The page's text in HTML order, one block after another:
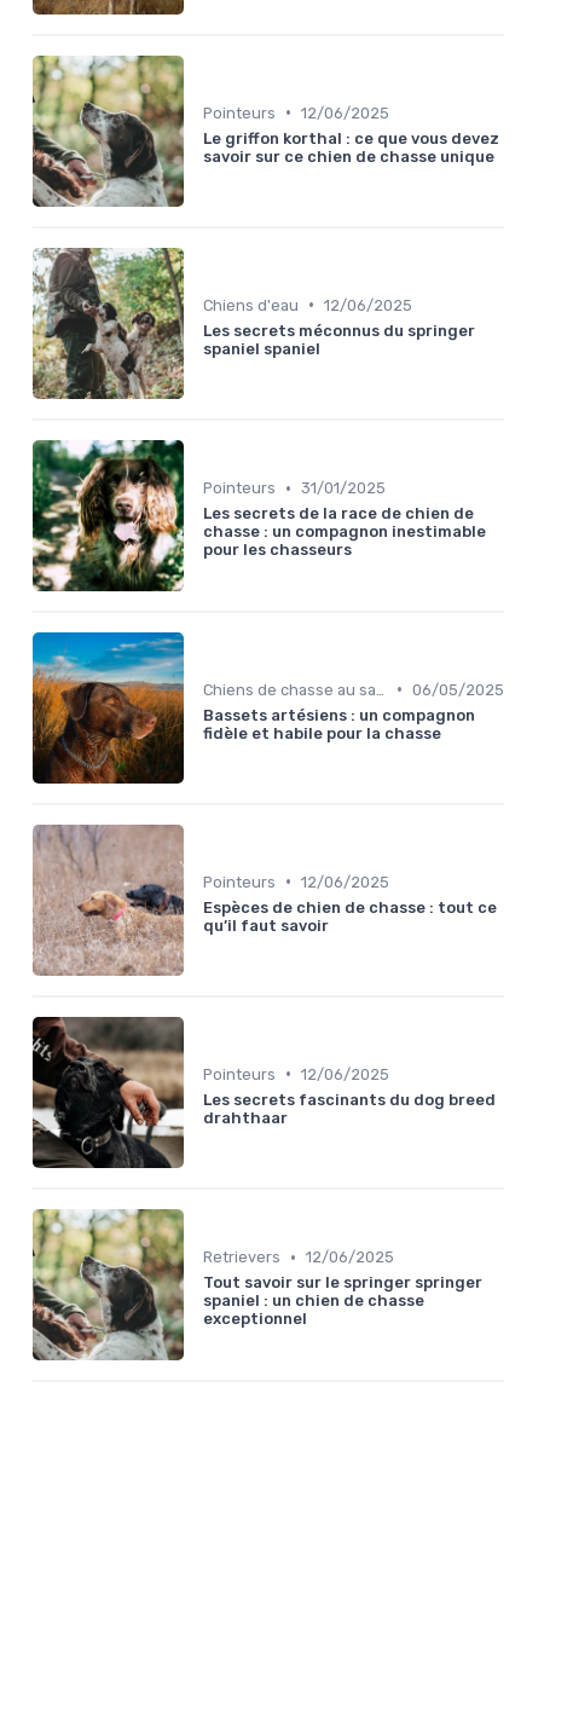
Pointeurs • 12/06/2025
Le griffon korthal : ce que vous devez
savoir sur ce chien de chasse unique
Chiens d'eau • 12/06/2025
Les secrets méconnus du springer
spaniel spaniel
Pointeurs • 31/01/2025
Les secrets de la race de chien de
chasse : un compagnon inestimable
pour les chasseurs
• 06/05/2025
Bassets artésiens : un compagnon
fidèle et habile pour la chasse
Pointeurs • 12/06/2025
Espèces de chien de chasse : tout ce
qu’il faut savoir
Pointeurs • 12/06/2025
Les secrets fascinants du dog breed
drahthaar
Retrievers • 12/06/2025
Tout savoir sur le springer springer
spaniel : un chien de chasse
exceptionnel